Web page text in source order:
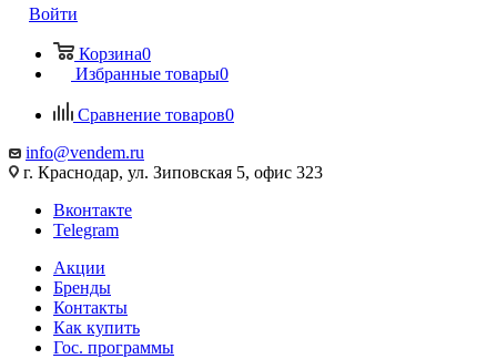
Войти
Корзина0
Избранные товары0
Сравнение товаров0
info@vendem.ru
г. Краснодар, ул. Зиповская 5, офис 323
Вконтакте
Telegram
Акции
Бренды
Контакты
Как купить
Гос. программы